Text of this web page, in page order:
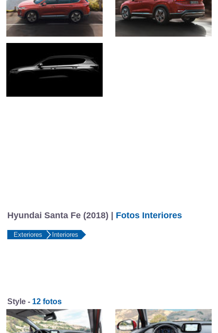
Hyundai Santa Fe (2018) | Fotos Interiores
Exteriores Interiores
Style - 12 fotos